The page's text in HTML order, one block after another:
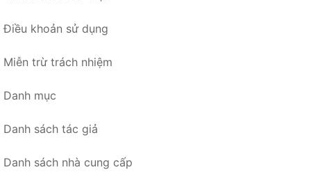
Điều khoản sử dụng
Miễn trừ trách nhiệm
Danh mục
Danh sách tác giả
Danh sách nhà cung cấp